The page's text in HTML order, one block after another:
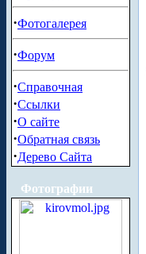
·Фотогалерея
·Форум
·Справочная
·Ссылки
·О сайте
·Обратная связь
·Дерево Сайта
Фотографии